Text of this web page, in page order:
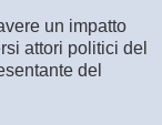
un impatto
attori politici del
del